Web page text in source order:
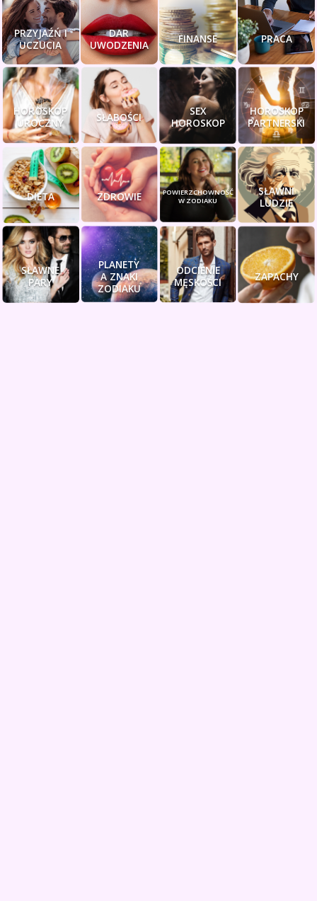
PRZYJAŹŃ I
UCZUCIA
DAR
UWODZENIA
FINANSE PRACA
HOROSKOP
UROCZNY
SŁABOŚCI
SEX
HOROSKOP
HOROSKOP
PARTNERSKI
DIETA ZDROWIE
POWIERZCHOWNOŚĆ
W ZODIAKU
SŁAWNI
LUDZIE
SŁAWNE
PARY
PLANETY
A ZNAKI
ZODIAKU
ODCIENIE
MĘSKOŚCI
ZAPACHY